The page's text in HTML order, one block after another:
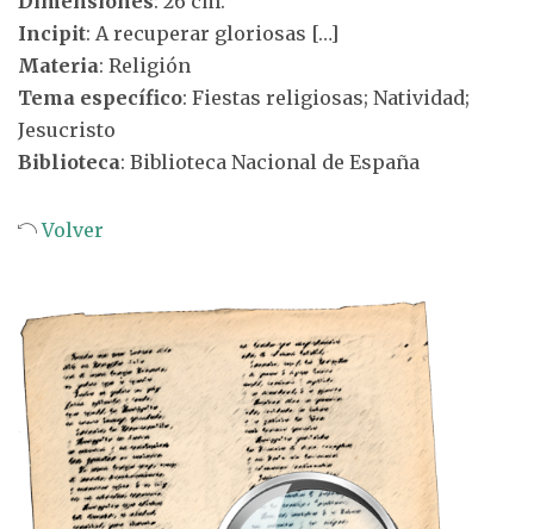
Incipit: A recuperar gloriosas […]
Materia: Religión
Tema específico: Fiestas religiosas; Natividad;
Jesucristo
Biblioteca: Biblioteca Nacional de España
Volver